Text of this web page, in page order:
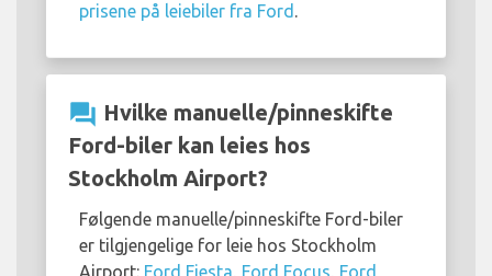
prisene på leiebiler fra Ford .
question_answer Hvilke manuelle/pinneskifte
Ford-biler kan leies hos
Stockholm Airport?
Følgende manuelle/pinneskifte Ford-biler
er tilgjengelige for leie hos Stockholm
Airport: Ford Fiesta, Ford Focus, Ford